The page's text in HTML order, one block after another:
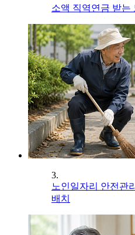
소액 직역연금 받는
3.
노인일자리 안전관
배치